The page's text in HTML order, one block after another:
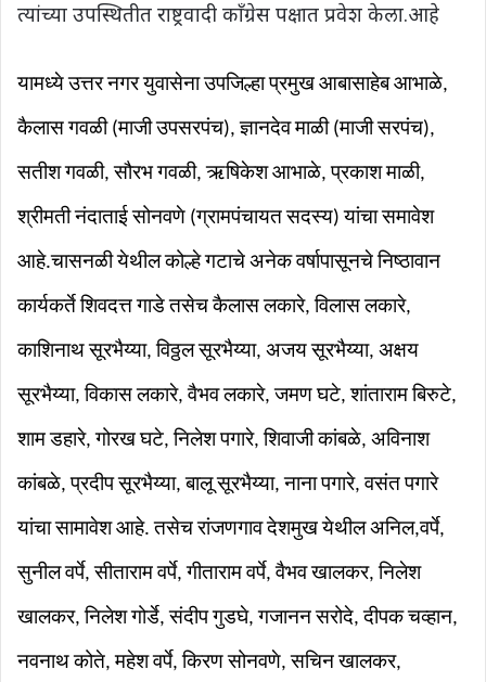
त्यांच्या उपस्थितीत राष्ट्रवादी काँग्रेस पक्षात प्रवेश केला.आहे
यामध्ये उत्तर नगर युवासेना उपजिल्हा प्रमुख आबासाहेब आभाळे,
कैलास गवळी (माजी उपसरपंच), ज्ञानदेव माळी (माजी सरपंच),
सतीश गवळी, सौरभ गवळी, ऋषिकेश आभाळे, प्रकाश माळी,
श्रीमती नंदाताई सोनवणे (ग्रामपंचायत सदस्य) यांचा समावेश
आहे.चासनळी येथील कोल्हे गटाचे अनेक वर्षापासूनचे निष्ठावान
कार्यकर्ते शिवदत्त गाडे तसेच कैलास लकारे, विलास लकारे,
काशिनाथ सूरभैय्या, विठ्ठल सूरभैय्या, अजय सूरभैय्या, अक्षय
सूरभैय्या, विकास लकारे, वैभव लकारे, जमण घटे, शांताराम बिरुटे,
शाम डहारे, गोरख घटे, निलेश पगारे, शिवाजी कांबळे, अविनाश
कांबळे, प्रदीप सूरभैय्या, बालू सूरभैय्या, नाना पगारे, वसंत पगारे
यांचा सामावेश आहे. तसेच रांजणगाव देशमुख येथील अनिल,वर्पे,
सुनील वर्पे, सीताराम वर्पे, गीताराम वर्पे, वैभव खालकर, निलेश
खालकर, निलेश गोर्डे, संदीप गुडघे, गजानन सरोदे, दीपक चव्हान,
नवनाथ कोते, महेश वर्पे, किरण सोनवणे, सचिन खालकर,